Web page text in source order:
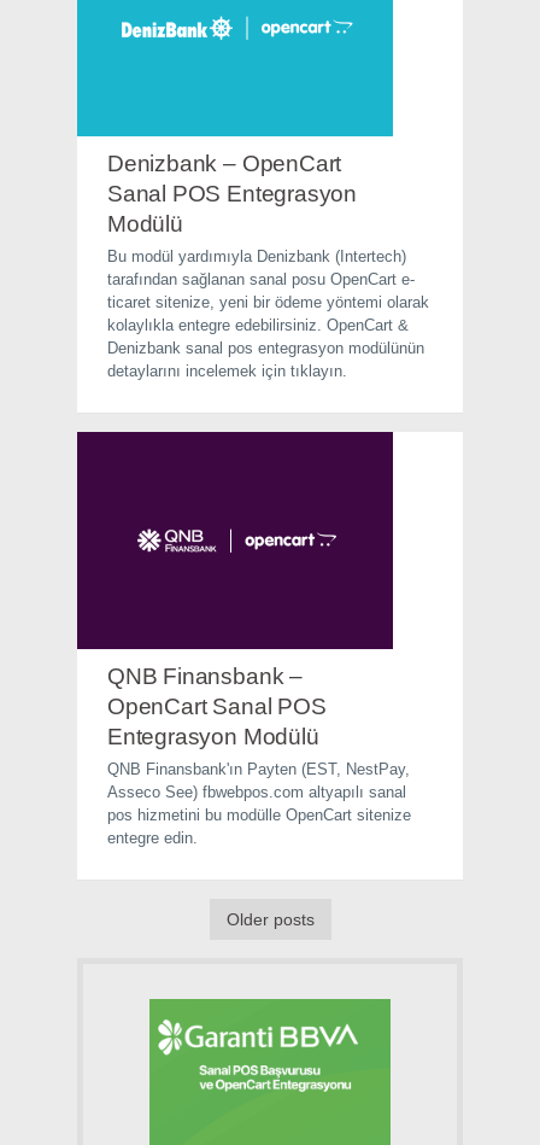
Denizbank – OpenCart
Sanal POS Entegrasyon
Modülü
Bu modül yardımıyla Denizbank (Intertech)
tarafından sağlanan sanal posu OpenCart e-
ticaret sitenize, yeni bir ödeme yöntemi olarak
kolaylıkla entegre edebilirsiniz. OpenCart &
Denizbank sanal pos entegrasyon modülünün
detaylarını incelemek için tıklayın.
QNB Finansbank –
OpenCart Sanal POS
Entegrasyon Modülü
QNB Finansbank'ın Payten (EST, NestPay,
Asseco See) fbwebpos.com altyapılı sanal
pos hizmetini bu modülle OpenCart sitenize
entegre edin.
Older posts